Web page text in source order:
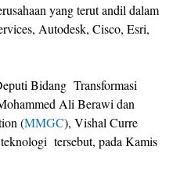
yang terut andil dalam
Autodesk, Cisco, Esri,
Bidang Transformasi
Ali Berawi dan
(MMGC), Vishal Curre
tersebut, pada Kamis